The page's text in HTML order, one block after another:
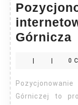
Górnicza
0
Pozycjonowanie stron internetowych w Dąbrowie
Górniczej to